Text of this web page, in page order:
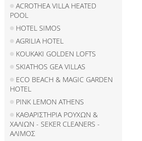
ACROTHEA VILLA HEATED
POOL
HOTEL SIMOS
AGRILIA HOTEL
KOUKAKI GOLDEN LOFTS
SKIATHOS GEA VILLAS
ECO BEACH & MAGIC GARDEN
HOTEL
PINK LEMON ATHENS
ΚΑΘΑΡΙΣΤΗΡΙΑ ΡΟΥΧΩΝ &
ΧΑΛΙΩΝ - SEKER CLEANERS -
ΑΛΙΜΟΣ